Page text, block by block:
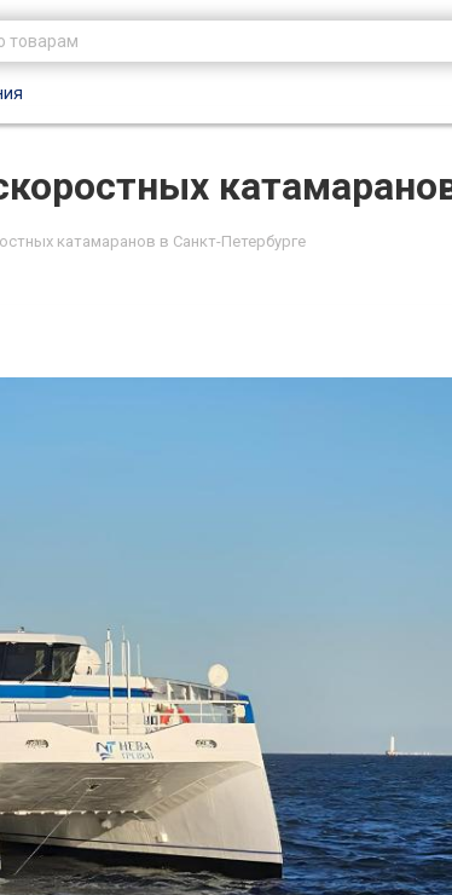
катамаранов в Санкт-Петербурге